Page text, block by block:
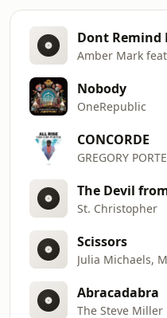
Dont Remind
Amber Mark
Nobody
OneRepublic
CONCORDE
GREGORY
The Devil
St. Christopher
Scissors
Julia Michaels,
Abracadabra
The Steve Miller